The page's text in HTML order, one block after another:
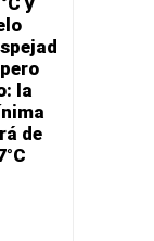
la
de